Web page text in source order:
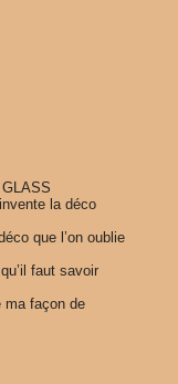
la déco
que l’on oublie
faut savoir
ma façon de